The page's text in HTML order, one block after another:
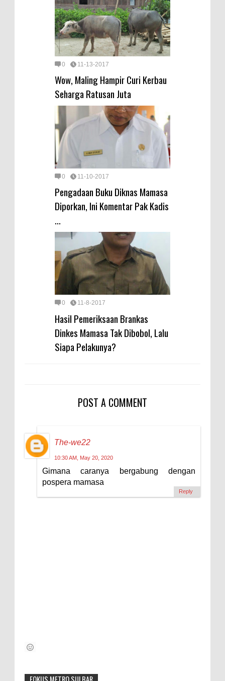
0 11-13-2017
Wow, Maling Hampir Curi Kerbau
Seharga Ratusan Juta
0 11-10-2017
Pengadaan Buku Diknas Mamasa
Diporkan, Ini Komentar Pak Kadis
...
0 11-8-2017
Hasil Pemeriksaan Brankas
Dinkes Mamasa Tak Dibobol, Lalu
Siapa Pelakunya?
POST A COMMENT
The-we22
10:30 AM, May 20, 2020
Gimana caranya bergabung dengan
pospera mamasa
Reply